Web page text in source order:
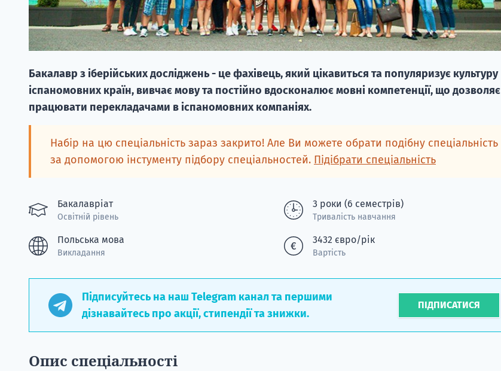
Бакалавр з іберійських досліджень - це фахівець, який цікавиться та популяризує культуру
іспаномовних країн, вивчає мову та постійно вдосконалює мовні компетенції, що дозволяє
працювати перекладачами в іспаномовних компаніях.
Набір на цю спеціальність зараз закрито! Але Ви можете обрати подібну спеціальність
за допомогою інстументу підбору спеціальностей. Підібрати спеціальність
Бакалавріат
Освітній рівень
3 роки (6 семестрів)
Тривалість навчання
Польська мова
Викладання
3432 євро/рік
Вартість
Підписуйтесь на наш Telegram канал та першими
дізнавайтесь про акції, стипендії та знижки.
ПІДПИСАТИСЯ
Опис спеціальності